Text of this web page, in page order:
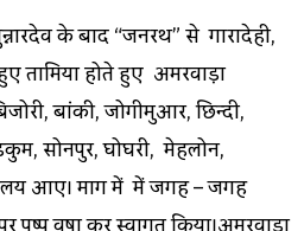
के बाद “जनरथ” से गारादेही,
तामिया होते हुए अमरवाड़ा
बांकी, जोगीमुआर, छिन्दी,
सोनपुर, घोघरी, मेहलोन,
आए। मार्ग में में जगह – जगह